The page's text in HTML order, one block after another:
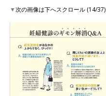
▼次の画像は下へスクロール (14/37)